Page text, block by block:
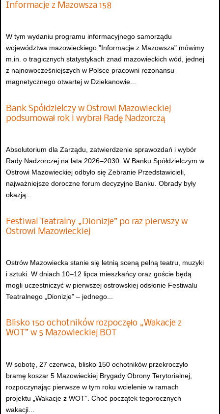
Informacje z Mazowsza 158
W tym wydaniu programu informacyjnego samorządu
województwa mazowieckiego "Informacje z Mazowsza" mówimy
m.in. o tragicznych statystykach znad mazowieckich wód, jednej
z najnowocześniejszych w Polsce pracowni rezonansu
magnetycznego otwartej w Dziekanowie...
Bank Spółdzielczy w Ostrowi Mazowieckiej
podsumował rok i wybrał Radę Nadzorczą
Absolutorium dla Zarządu, zatwierdzenie sprawozdań i wybór
Rady Nadzorczej na lata 2026–2030. W Banku Spółdzielczym w
Ostrowi Mazowieckiej odbyło się Zebranie Przedstawicieli,
najważniejsze doroczne forum decyzyjne Banku. Obrady były
okazją...
Festiwal Teatralny „Dionizje” po raz pierwszy w
Ostrowi Mazowieckiej
Ostrów Mazowiecka stanie się letnią sceną pełną teatru, muzyki
i sztuki. W dniach 10–12 lipca mieszkańcy oraz goście będą
mogli uczestniczyć w pierwszej ostrowskiej odsłonie Festiwalu
Teatralnego „Dionizje” – jednego...
Blisko 150 ochotników rozpoczęło „Wakacje z
WOT” w 5 Mazowieckiej BOT
W sobotę, 27 czerwca, blisko 150 ochotników przekroczyło
bramę koszar 5 Mazowieckiej Brygady Obrony Terytorialnej,
rozpoczynając pierwsze w tym roku wcielenie w ramach
projektu „Wakacje z WOT”. Choć początek tegorocznych
wakacji...